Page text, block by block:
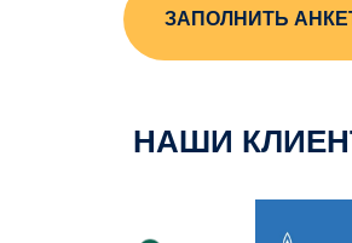
НАШИ
ЗАПОЛНИТЬ